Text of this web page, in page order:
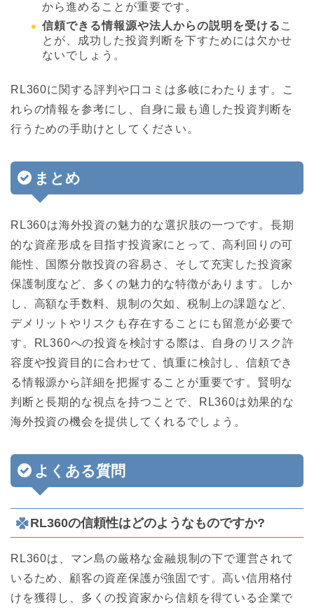
から進めることが重要です。
信頼できる情報源や法人からの説明を受ける こ
とが、成功した投資判断を下すためには欠かせ
ないでしょう。
RL360に関する評判や口コミは多岐にわたります。こ
れらの情報を参考にし、自身に最も適した投資判断を
行うための手助けとしてください。
まとめ
RL360は海外投資の魅力的な選択肢の一つです。長期
的な資産形成を目指す投資家にとって、高利回りの可
能性、国際分散投資の容易さ、そして充実した投資家
保護制度など、多くの魅力的な特徴があります。しか
し、高額な手数料、規制の欠如、税制上の課題など、
デメリットやリスクも存在することにも留意が必要で
す。RL360への投資を検討する際は、自身のリスク許
容度や投資目的に合わせて、慎重に検討し、信頼でき
る情報源から詳細を把握することが重要です。賢明な
判断と長期的な視点を持つことで、RL360は効果的な
海外投資の機会を提供してくれるでしょう。
よくある質問
RL360の信頼性はどのようなものですか?
RL360は、マン島の厳格な金融規制の下で運営されて
いるため、顧客の資産保護が強固です。高い信用格付
けを獲得し、多くの投資家から信頼を得ている企業で